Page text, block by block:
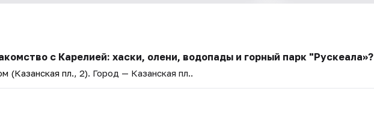
с Карелией: хаски, олени, водопады и горный парк "Рускеала»?
(Казанская пл., 2). Город — Казанская пл..